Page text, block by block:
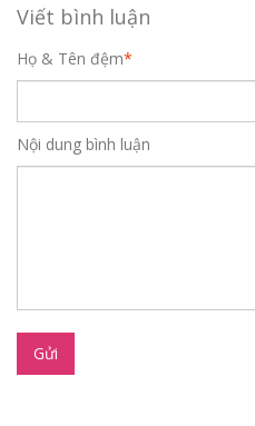
Viết bình luận
*
Họ & Tên đệm
Nội dung bình luận
Gửi